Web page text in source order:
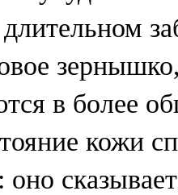
в более
кожи
оно